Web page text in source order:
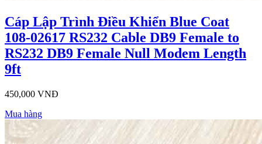
Cáp Lập Trình Điều Khiển Blue Coat
108-02617 RS232 Cable DB9 Female to
RS232 DB9 Female Null Modem Length
9ft
450,000 VNĐ
Mua hàng